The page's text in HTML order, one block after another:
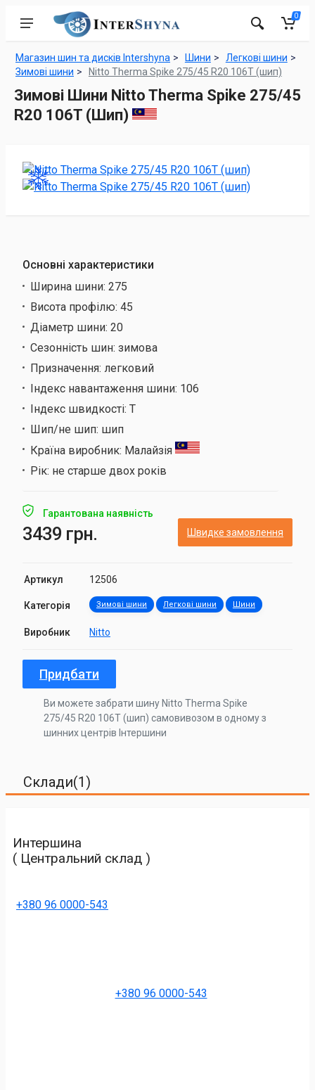
0
Магазин шин та дисків Intershyna Шини
Легкові шини
Зимові шини
Nitto Therma Spike 275/45 R20 106T (шип)
Зимові Шини Nitto Therma Spike 275/45
R20 106T (Шип)
Основні характеристики
Ширина шини: 275
Висота профілю: 45
Діаметр шини: 20
Сезонність шин: зимова
Призначення: легковий
Індекс навантаження шини: 106
Індекс швидкості: T
Шип/не шип: шип
Країна виробник: Малайзія
Рік: не старше двох років
Гарантована наявність
3439 грн. Швидке замовлення
Артикул 12506
Категорія Зимові шини Легкові шини Шини
Виробник Nitto
Придбати
Ви можете забрати шину Nitto Therma Spike
275/45 R20 106T (шип) самовивозом в одному з
шинних центрів Інтершини
Склади(1)
Интершина
( Центральний склад )
+380 96 0000-543
+380 96 0000-543